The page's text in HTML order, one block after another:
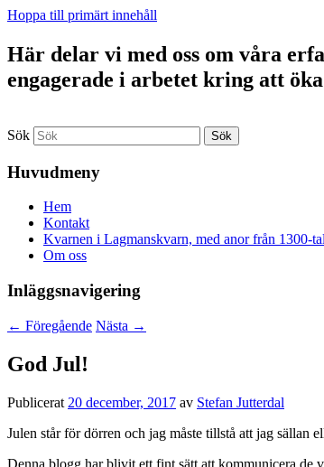
Hoppa till primärt innehåll
Här delar vi med oss om våra
engagerade i arbetet kring att
Sök
Huvudmeny
Hem
Kontakt
Kvarnen i Lagmanskvarn, med anor från 1300-
Om oss
Inläggsnavigering
← Föregående Nästa →
God Jul!
Publicerat 20 december, 2017 av Stefan Jutterdal
Julen står för dörren och jag måste tillstå att jag sällan
Denna blogg har blivit ett fint sätt att kommunicera de